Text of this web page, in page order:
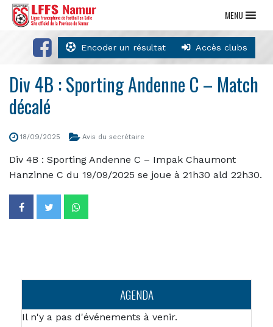
Encoder un résultat Accès clubs
MENU
Div 4B : Sporting Andenne C – Match
décalé
18/09/2025 Avis du secrétaire
Div 4B : Sporting Andenne C – Impak Chaumont
Hanzinne C du 19/09/2025 se joue à 21h30 ald 22h30.
AGENDA
Il n'y a pas d'événements à venir.